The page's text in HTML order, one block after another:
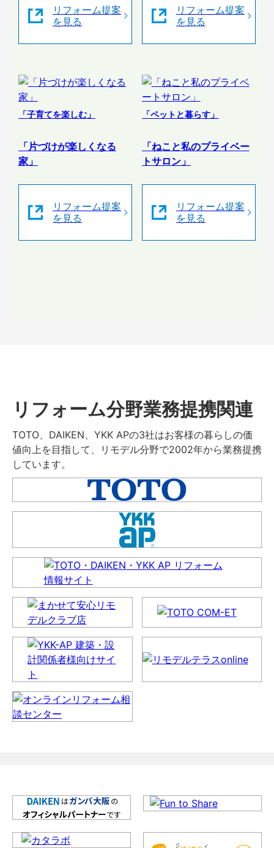
リフォーム提案
を見る
リフォーム提案
を見る
「子育てを楽しむ」
「片づけが楽しくなる
家」
リフォーム提案
を見る
「ペットと暮らす」
「ねこと私のプライベー
トサロン」
リフォーム提案
を見る
リフォーム分野業務提携関連
TOTO、DAIKEN、YKK APの3社はお客様の暮らしの価
値向上を目指して、リモデル分野で2002年から業務提携
しています。